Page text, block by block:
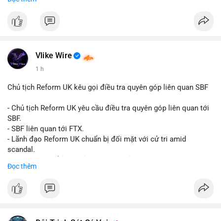
nhà đầu tư trong ngành vật liệu xây dựng và hạ tầng.
nhựa polyolefin trong tương lai?
Vlike Wire
1 h
Chủ tịch Reform UK kêu gọi điều tra quyên góp liên quan SBF
- Chủ tịch Reform UK yêu cầu điều tra quyên góp liên quan tới
SBF.
- SBF liên quan tới FTX.
- Lãnh đạo Reform UK chuẩn bị đối mặt với cử tri amid
scandal.
- Không có thông tin tác động thị trường ngay lập tức.
Đọc thêm